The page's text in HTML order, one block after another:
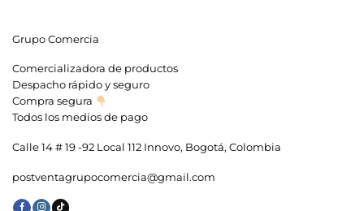
Grupo Comercia
Comercializadora de productos
Despacho rápido y seguro
Compra segura
Todos los medios de pago
Calle 14 # 19 -92 Local 112 Innovo, Bogotá, Colombia
postventagrupocomercia@gmail.com